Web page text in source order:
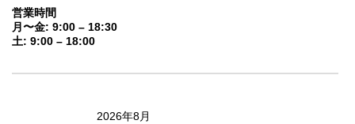
営業時間
月〜金: 9:00 – 18:30
土: 9:00 – 18:00
2026年8月